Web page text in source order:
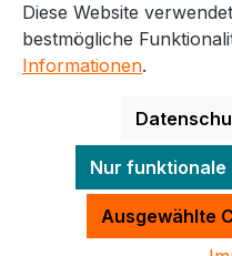
Informationen
Alle Preise exkl.
Versandkostenund ggf.
nicht
Diese Website
bestmögliche
Informationen.
Nur funktionale
Ausgewählte